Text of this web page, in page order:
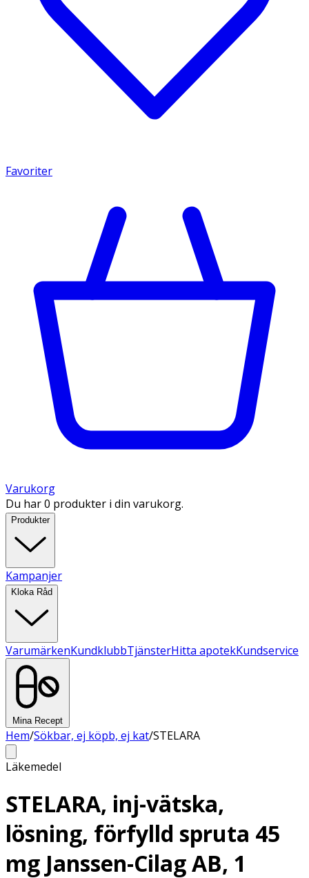
Favoriter
Varukorg
Du har 0 produkter i din varukorg.
Produkter
Kampanjer
Kloka Råd
VarumärkenKundklubbTjänsterHitta apotekKundservice
Mina Recept
Hem/Sökbar, ej köpb, ej kat/STELARA
Läkemedel
STELARA, inj-vätska,
lösning, förfylld spruta 45
mg Janssen-Cilag AB, 1